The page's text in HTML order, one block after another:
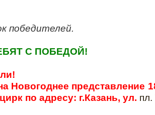
победителей.
С ПОБЕДОЙ!
Новогоднее представление
по адресу: г.Казань, ул. пл.